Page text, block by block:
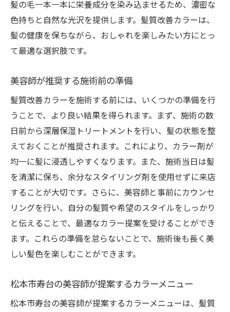
髪の毛一本一本に栄養成分を染み込ませるため、濃密な
色持ちと自然な光沢を提供します。髪質改善カラーは、
髪の健康を保ちながら、おしゃれを楽しみたい方にとっ
て最適な選択肢です。
美容師が推奨する施術前の準備
髪質改善カラーを施術する前には、いくつかの準備を行
うことで、より良い結果を得られます。まず、施術の数
日前から深層保湿トリートメントを行い、髪の状態を整
えておくことが推奨されます。これにより、カラー剤が
均一に髪に浸透しやすくなります。また、施術当日は髪
を清潔に保ち、余分なスタイリング剤を使用せずに来店
することが大切です。さらに、美容師と事前にカウンセ
リングを行い、自分の髪質や希望のスタイルをしっかり
と伝えることで、最適なカラー提案を受けることができ
ます。これらの準備を怠らないことで、施術後も長く美
しい髪色を楽しむことができます。
松本市寿台の美容師が提案するカラーメニュー
松本市寿台の美容師が提案するカラーメニューは、髪質